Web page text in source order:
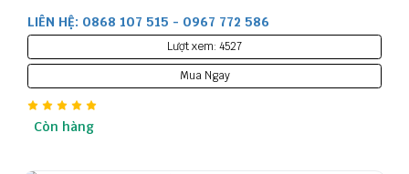
LIÊN HỆ: 0868 107 515 - 0967 772 586
Lượt xem: 4527
Mua Ngay
Còn hàng